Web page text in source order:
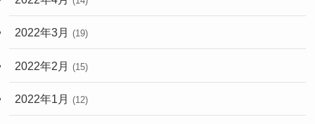
2022年3月 (19)
2022年2月 (15)
2022年1月 (12)